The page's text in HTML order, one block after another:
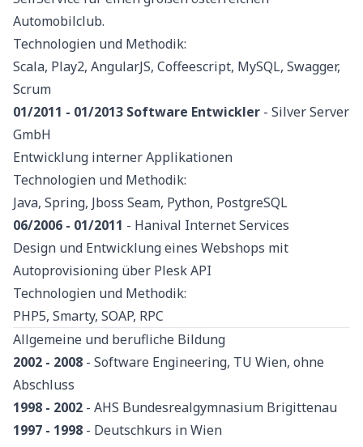
Automobilclub.
Technologien und Methodik:
Scala, Play2, AngularJS, Coffeescript, MySQL, Swagger,
Scrum
01/2011 - 01/2013 Software Entwickler - Silver Server
GmbH
Entwicklung interner Applikationen
Technologien und Methodik:
Java, Spring, Jboss Seam, Python, PostgreSQL
06/2006 - 01/2011 - Hanival Internet Services
Design und Entwicklung eines Webshops mit
Autoprovisioning über Plesk API
Technologien und Methodik:
PHP5, Smarty, SOAP, RPC
Allgemeine und berufliche Bildung
2002 - 2008 - Software Engineering, TU Wien, ohne
Abschluss
1998 - 2002 - AHS Bundesrealgymnasium Brigittenau
1997 - 1998 - Deutschkurs in Wien